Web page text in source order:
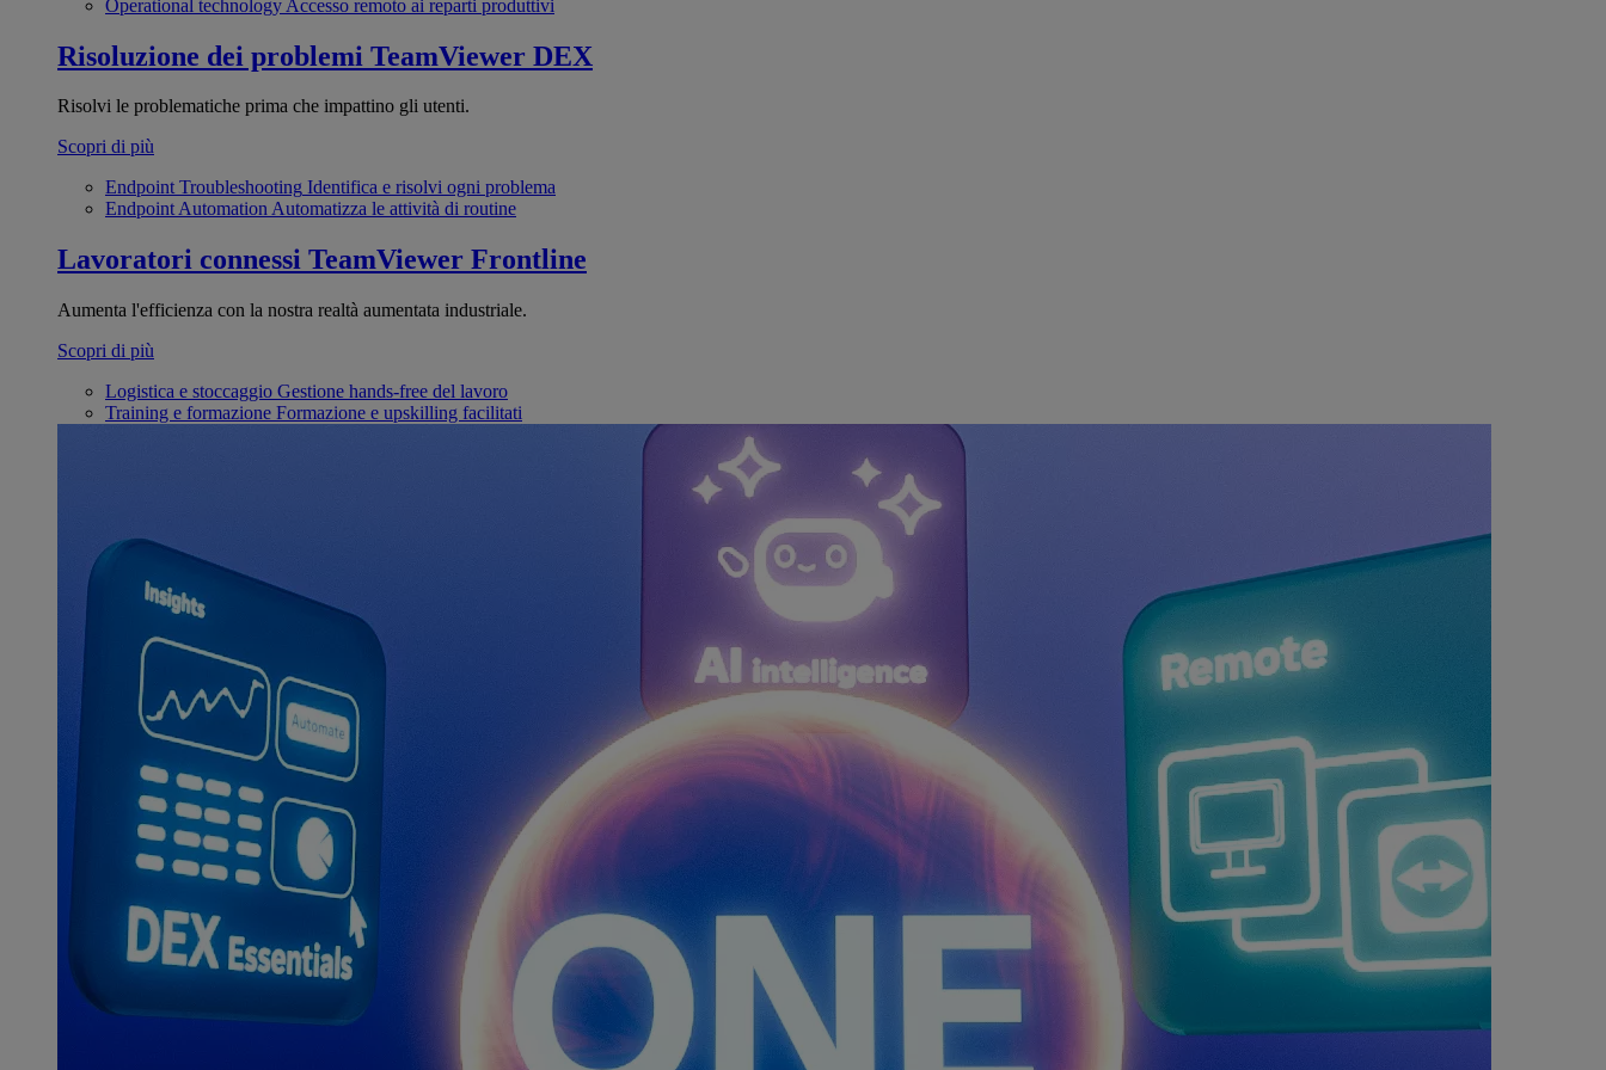
Operational technology Accesso remoto ai reparti produttivi
Risoluzione dei problemi TeamViewer DEX
Risolvi le problematiche prima che impattino gli utenti.
Scopri di più
Endpoint Troubleshooting Identifica e risolvi ogni problema
Endpoint AutomationAutomatizza le attività di routine
Lavoratori connessi TeamViewer Frontline
Aumenta l'efficienza con la nostra realtà aumentata industriale.
Scopri di più
Logistica e stoccaggio Gestione hands-free del lavoro
Training e formazione Formazione e upskilling facilitati